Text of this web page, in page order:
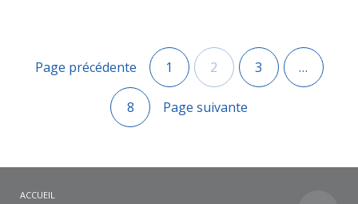
Page précédente 1 2 3 …
8 Page suivante
ACCUEIL